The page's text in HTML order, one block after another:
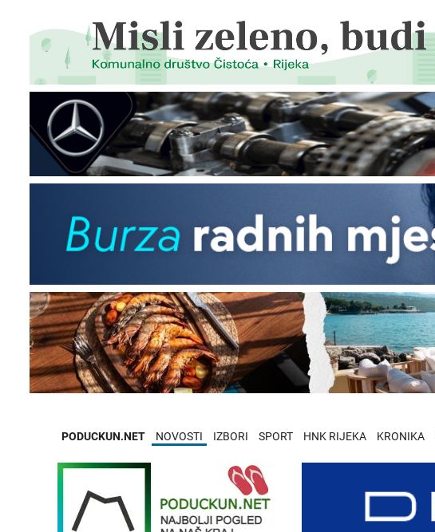
PODUCKUN.NET NOVOSTI IZBORI SPORT HNK RIJEKA KRONIKA